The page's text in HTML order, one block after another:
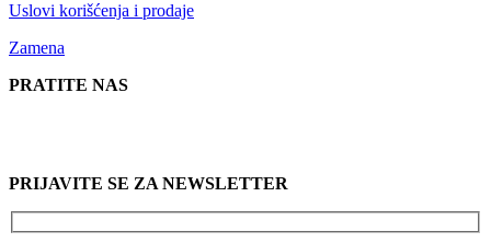
Uslovi korišćenja i prodaje
Zamena
PRATITE NAS
PRIJAVITE SE ZA NEWSLETTER